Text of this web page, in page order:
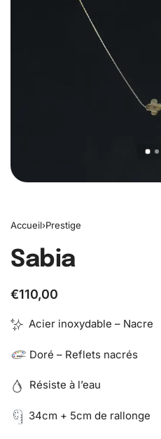
Accueil›Prestige
Sabia
€110,00
Acier inoxydable – Nacre
Doré – Reflets nacrés
Résiste à l’eau
34cm + 5cm de rallonge